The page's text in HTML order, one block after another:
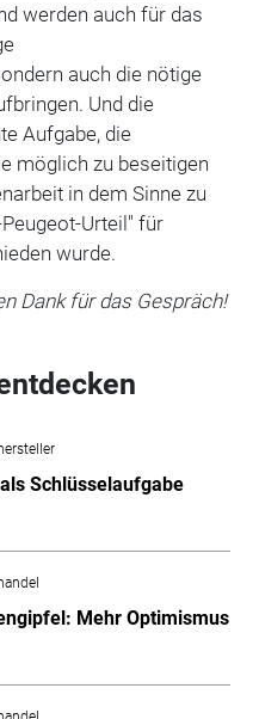
werden auch für das
auch die nötige
Und die
Aufgabe, die
möglich zu beseitigen
in dem Sinne zu
Urteil" für
wurde.
Dank für das Gespräch!
Schlüsselaufgabe
Mehr Optimismus